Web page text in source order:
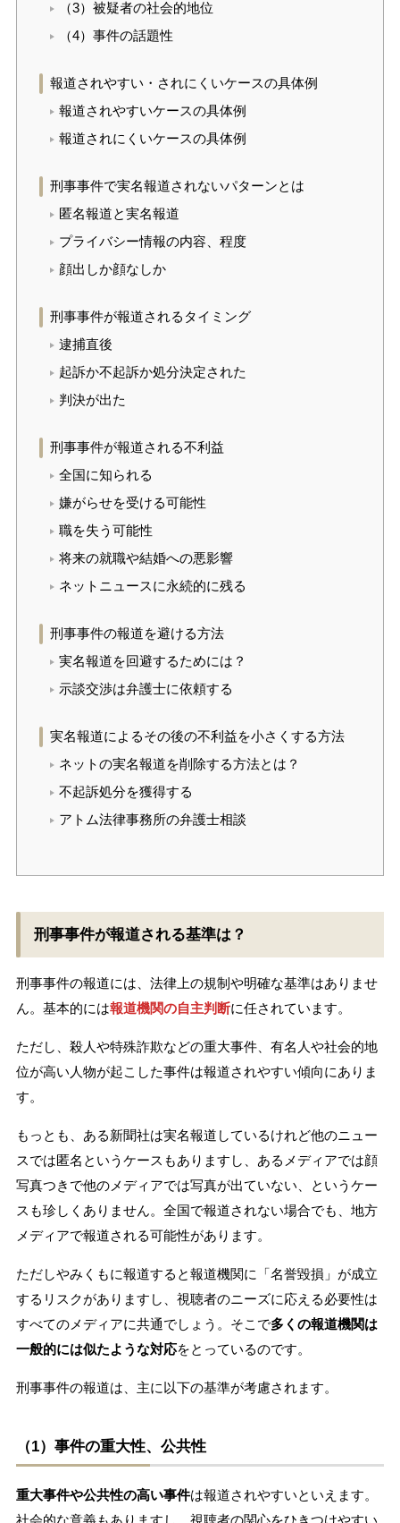
（3）被疑者の社会的地位
（4）事件の話題性
報道されやすい・されにくいケースの具体例
報道されやすいケースの具体例
報道されにくいケースの具体例
刑事事件で実名報道されないパターンとは
匿名報道と実名報道
プライバシー情報の内容、程度
顔出しか顔なしか
刑事事件が報道されるタイミング
逮捕直後
起訴か不起訴か処分決定された
判決が出た
刑事事件が報道される不利益
全国に知られる
嫌がらせを受ける可能性
職を失う可能性
将来の就職や結婚への悪影響
ネットニュースに永続的に残る
刑事事件の報道を避ける方法
実名報道を回避するためには？
示談交渉は弁護士に依頼する
実名報道によるその後の不利益を小さくする方法
ネットの実名報道を削除する方法とは？
不起訴処分を獲得する
アトム法律事務所の弁護士相談
刑事事件が報道される基準は？
刑事事件の報道には、法律上の規制や明確な基準はありませ
ん。基本的には報道機関の自主判断に任されています。
ただし、殺人や特殊詐欺などの重大事件、有名人や社会的地
位が高い人物が起こした事件は報道されやすい傾向にありま
す。
もっとも、ある新聞社は実名報道しているけれど他のニュー
スでは匿名というケースもありますし、あるメディアでは顔
写真つきで他のメディアでは写真が出ていない、というケー
スも珍しくありません。全国で報道されない場合でも、地方
メディアで報道される可能性があります。
ただしやみくもに報道すると報道機関に「名誉毀損」が成立
するリスクがありますし、視聴者のニーズに応える必要性は
すべてのメディアに共通でしょう。そこで多くの報道機関は
一般的には似たような対応をとっているのです。
刑事事件の報道は、主に以下の基準が考慮されます。
（1）事件の重大性、公共性
重大事件や公共性の高い事件は報道されやすいといえます。
社会的な意義もありますし、視聴者の関心をひきつけやすい